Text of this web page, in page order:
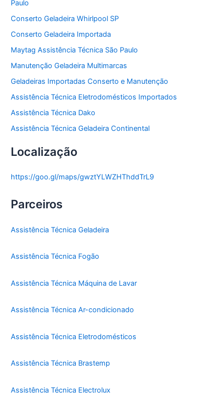
Paulo
Conserto Geladeira Whirlpool SP
Conserto Geladeira Importada
Maytag Assistência Técnica São Paulo
Manutenção Geladeira Multimarcas
Geladeiras Importadas Conserto e Manutenção
Assistência Técnica Eletrodomésticos Importados
Assistência Técnica Dako
Assistência Técnica Geladeira Continental
Localização
https://goo.gl/maps/gwztYLWZHThddTrL9
Parceiros
Assistência Técnica Geladeira
Assistência Técnica Fogão
Assistência Técnica Máquina de Lavar
Assistência Técnica Ar-condicionado
Assistência Técnica Eletrodomésticos
Assistência Técnica Brastemp
Assistência Técnica Electrolux